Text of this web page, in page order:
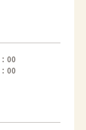
00
00